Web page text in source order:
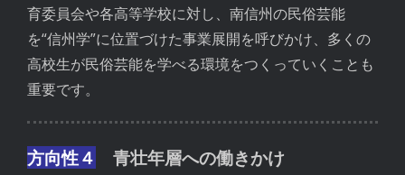
育委員会や各高等学校に対し、南信州の民俗芸能
を“信州学”に位置づけた事業展開を呼びかけ、多くの
高校生が民俗芸能を学べる環境をつくっていくことも
重要です。
方向性４ 青壮年層への働きかけ